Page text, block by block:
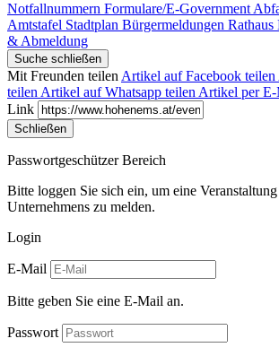
Notfallnummern Formulare/E-Government
Amtstafel Stadtplan Bürgermeldungen Rathaus
& Abmeldung
Suche schließen
Mit Freunden teilen Artikel auf Facebook teilen
teilen Artikel auf Whatsapp teilen Artikel per
Link
Schließen
Passwortgeschützer Bereich
Bitte loggen Sie sich ein, um eine
Unternehmens zu melden.
Login
E-Mail
Bitte geben Sie eine E-Mail an.
Passwort